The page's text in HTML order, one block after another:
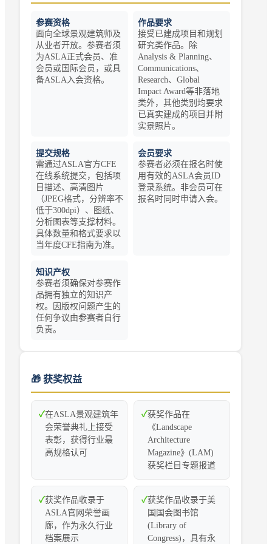
参赛资格
面向全球景观建筑师及
从业者开放。参赛者须
为ASLA正式会员、准
会员或国际会员，或具
备ASLA入会资格。
作品要求
接受已建成项目和规划
研究类作品。除
Analysis & Planning、
Communications、
Research、Global
Impact Award等非落地
类外，其他类别均要求
已真实建成的项目并附
实景照片。
提交规格
需通过ASLA官方CFE
在线系统提交，包括项
目描述、高清图片
（JPEG格式，分辨率不
低于300dpi）、图纸、
分析图表等支撑材料。
具体数量和格式要求以
当年度CFE指南为准。
会员要求
参赛者必须在报名时使
用有效的ASLA会员ID
登录系统。非会员可在
报名时同时申请入会。
知识产权
参赛者须确保对参赛作
品拥有独立的知识产
权。因版权问题产生的
任何争议由参赛者自行
负责。
🎁 获奖权益
✓在ASLA景观建筑年
会荣誉典礼上接受
表彰，获得行业最
高规格认可
✓获奖作品在
《Landscape
Architecture
Magazine》(LAM)
获奖栏目专题报道
✓获奖作品收录于
ASLA官网荣誉画
廊，作为永久行业
档案展示
✓获奖作品收录于美
国国会图书馆
(Library of
Congress)，具有永